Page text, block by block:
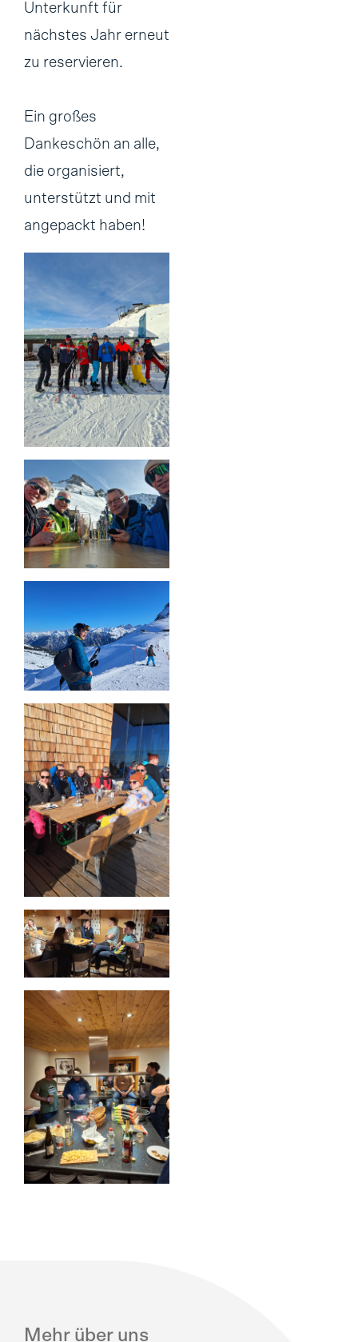
Unterkunft für
nächstes Jahr erneut
zu reservieren.
Ein großes
Dankeschön an alle,
die organisiert,
unterstützt und mit
angepackt haben!
Mehr über uns